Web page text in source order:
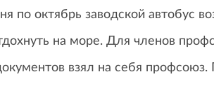
октябрь заводской автобус
на море. Для членов
взял на себя профсоюз.